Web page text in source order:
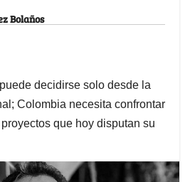
Bolaños
decidirse solo desde la
Colombia necesita confrontar
que hoy disputan su